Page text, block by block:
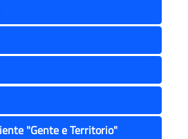
"Gente e Territorio"